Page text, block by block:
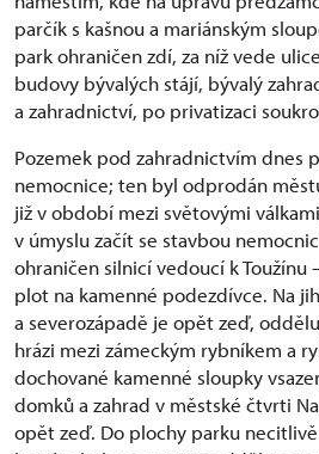
parčík s kašnou a mariánským
park ohraničen zdí, za níž vede
budovy bývalých stájí, bývalý
a zahradnictví, po privatizaci
Pozemek pod zahradnictvím dnes
nemocnice; ten byl odprodán
již v období mezi světovými
v úmyslu začít se stavbou
ohraničen silnicí vedoucí k Toužínu
plot na kamenné podezdívce. Na
a severozápadě je opět zeď,
hrázi mezi zámeckým rybníkem a
dochované kamenné sloupky
domků a zahrad v městské čtvrti
opět zeď. Do plochy parku